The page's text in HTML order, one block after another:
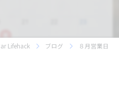
Lifehack ブログ ８月営業日